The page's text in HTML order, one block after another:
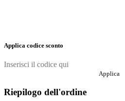
Applica codice sconto
Applica
Riepilogo dell'ordine